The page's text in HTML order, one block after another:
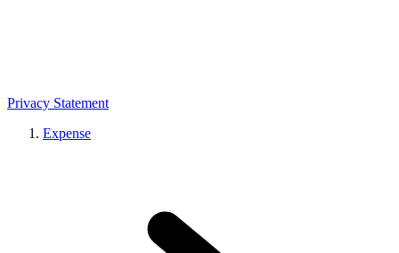
Privacy Statement
Expense